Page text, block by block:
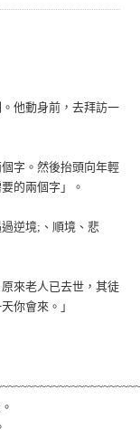
他動身前，去拜訪一
字。然後抬頭向年輕
的兩個字」。
逆境; 、順境、悲
來老人已去世，其徒
你會來。」